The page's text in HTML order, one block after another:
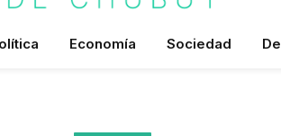
Economía Sociedad